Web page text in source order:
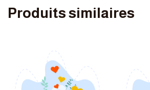
Produits similaires